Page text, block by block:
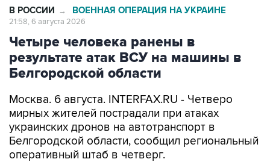
В РОССИИ → ВОЕННАЯ ОПЕРАЦИЯ НА УКРАИНЕ
21:58, 6 августа 2026
Четыре человека ранены в
результате атак ВСУ на машины в
Белгородской области
Москва. 6 августа. INTERFAX.RU - Четверо
мирных жителей пострадали при атаках
украинских дронов на автотранспорт в
Белгородской области, сообщил региональный
оперативный штаб в четверг.